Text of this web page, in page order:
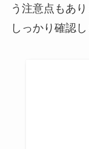
う注意点もあ
しっかり確認し